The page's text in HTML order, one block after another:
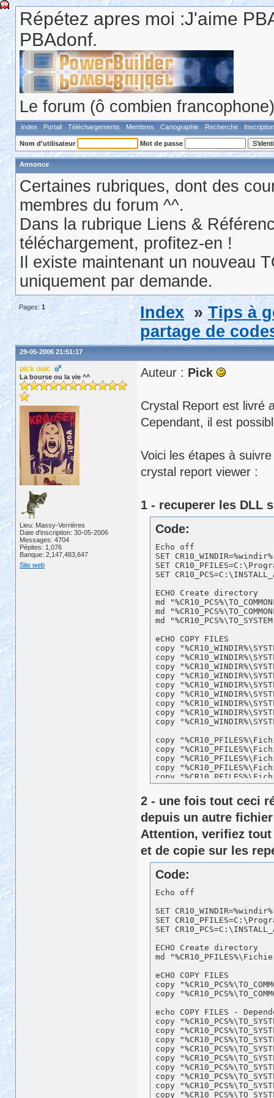
Répétez apres moi :J'aime
PBAdonf.
Le forum (ô combien
Index Portail Téléchargements Membres Cartographie Recherche Inscription
Nom d'utilisateur Mot de passe
Annonce
Certaines rubriques, dont des
membres du forum ^^.
Dans la rubrique Liens &
téléchargement, profitez-en !
Il existe maintenant un nouveau
uniquement par demande.
Pages: 1 Index »Tips à
partage de
29-05-2006 21:51:17
pick ouic
La bourse ou la vie ^^
Lieu: Massy-Verrières
Date d'inscription: 30-05-2006
Messages: 4704
Pépites: 1,076
Banque: 2,147,483,647
Site web
Auteur : Pick
Crystal Report est livré
Cependant, il est
Voici les étapes à
crystal report viewer :
1 - recuperer les DLL
Code:
Echo off
SET CR10_WINDIR=%windir%
SET
SET
ECHO Create directory
md
md
md
eCHO COPY FILES
copy
copy
copy
copy
copy
copy
copy
copy
copy
copy
copy
copy
copy
copy
copy
copy
copy
copy
copy
copy
copy
copy
copy
copy
copy
copy
echo Export dlls
copy
copy
copy
copy
copy
copy
copy
copy
copy
copy
copy
echo Keycode dll
copy
echo Deploy registry
2 - une fois tout ceci
depuis un autre fichier
Attention, verifiez
et de copie sur les
Code:
Echo off
SET CR10_WINDIR=%windir%
SET
SET
ECHO Create directory
md
eCHO COPY FILES
copy
copy
echo COPY FILES -
copy
copy
copy
copy
copy
copy
copy
copy
copy